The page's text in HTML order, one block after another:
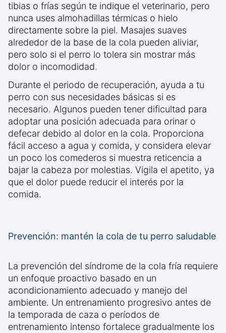
tibias o frías según te indique el veterinario, pero
nunca uses almohadillas térmicas o hielo
directamente sobre la piel. Masajes suaves
alrededor de la base de la cola pueden aliviar,
pero solo si el perro lo tolera sin mostrar más
dolor o incomodidad.
Durante el periodo de recuperación, ayuda a tu
perro con sus necesidades básicas si es
necesario. Algunos pueden tener dificultad para
adoptar una posición adecuada para orinar o
defecar debido al dolor en la cola. Proporciona
fácil acceso a agua y comida, y considera elevar
un poco los comederos si muestra reticencia a
bajar la cabeza por molestias. Vigila el apetito, ya
que el dolor puede reducir el interés por la
comida.
Prevención: mantén la cola de tu perro saludable
La prevención del síndrome de la cola fría requiere
un enfoque proactivo basado en un
acondicionamiento adecuado y manejo del
ambiente. Un entrenamiento progresivo antes de
la temporada de caza o períodos de
entrenamiento intenso fortalece gradualmente los